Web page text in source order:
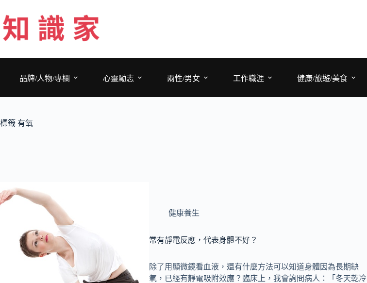
至
主
要
品牌/人物/專欄
心靈勵志 兩性/男女 工作職涯 健康/旅遊/美食
標籤 有氧
健康養生
常有靜電反應，代表身體不好？
除了用顯微鏡看血液，還有什麼方法可以知道身體因為長期缺
氧，已經有靜電吸附效應？臨床上，我會詢問病人：「冬天乾冷